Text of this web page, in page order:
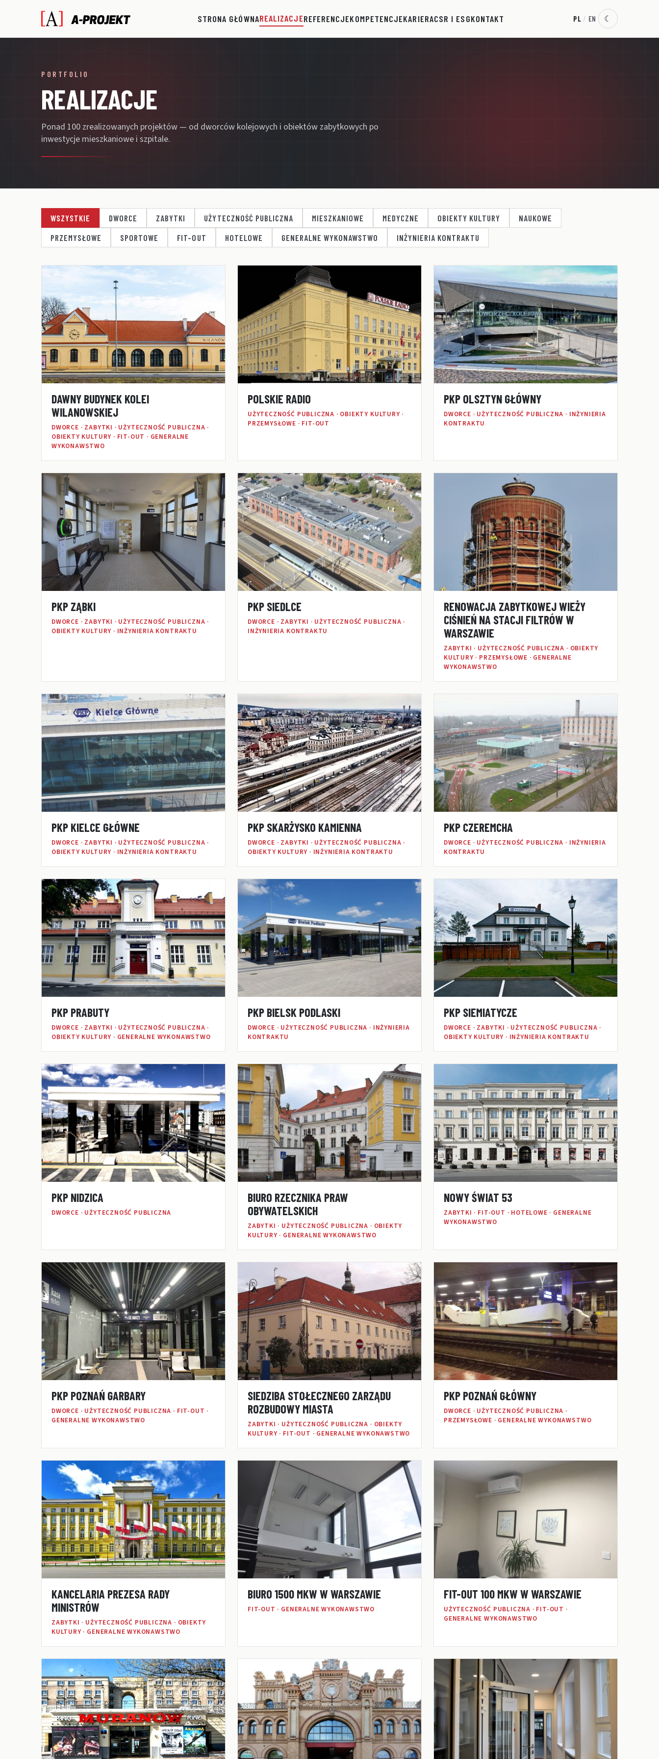
STRONA GŁÓWNAREALIZACJEREFERENCJEKOMPETENCJEKARIERACSR I ESGKONTAKT PL / EN ☾
PORTFOLIO
REALIZACJE
Ponad 100 zrealizowanych projektów — od dworców kolejowych i obiektów zabytkowych po
inwestycje mieszkaniowe i szpitale.
WSZYSTKIE DWORCE ZABYTKI UŻYTECZNOŚĆ PUBLICZNA MIESZKANIOWE MEDYCZNE OBIEKTY KULTURY
NAUKOWE
PRZEMYSŁOWE
SPORTOWE FIT-OUT HOTELOWE GENERALNE WYKONAWSTWO INŻYNIERIA KONTRAKTU
DAWNY BUDYNEK KOLEI
WILANOWSKIEJ
DWORCE · ZABYTKI · UŻYTECZNOŚĆ PUBLICZNA ·
OBIEKTY KULTURY · FIT-OUT · GENERALNE
WYKONAWSTWO
POLSKIE RADIO
UŻYTECZNOŚĆ PUBLICZNA · OBIEKTY KULTURY ·
PRZEMYSŁOWE · FIT-OUT
PKP OLSZTYN GŁÓWNY
DWORCE · UŻYTECZNOŚĆ PUBLICZNA · INŻYNIERIA
KONTRAKTU
PKP ZĄBKI
DWORCE · ZABYTKI · UŻYTECZNOŚĆ PUBLICZNA ·
OBIEKTY KULTURY · INŻYNIERIA KONTRAKTU
PKP SIEDLCE
DWORCE · ZABYTKI · UŻYTECZNOŚĆ PUBLICZNA ·
INŻYNIERIA KONTRAKTU
RENOWACJA ZABYTKOWEJ WIEŻY
CIŚNIEŃ NA STACJI FILTRÓW W
WARSZAWIE
ZABYTKI · UŻYTECZNOŚĆ PUBLICZNA · OBIEKTY
KULTURY · PRZEMYSŁOWE · GENERALNE
WYKONAWSTWO
PKP KIELCE GŁÓWNE
DWORCE · ZABYTKI · UŻYTECZNOŚĆ PUBLICZNA ·
OBIEKTY KULTURY · INŻYNIERIA KONTRAKTU
PKP SKARŻYSKO KAMIENNA
DWORCE · ZABYTKI · UŻYTECZNOŚĆ PUBLICZNA ·
OBIEKTY KULTURY · INŻYNIERIA KONTRAKTU
PKP CZEREMCHA
DWORCE · UŻYTECZNOŚĆ PUBLICZNA · INŻYNIERIA
KONTRAKTU
PKP PRABUTY
DWORCE · ZABYTKI · UŻYTECZNOŚĆ PUBLICZNA ·
OBIEKTY KULTURY · GENERALNE WYKONAWSTWO
PKP BIELSK PODLASKI
DWORCE · UŻYTECZNOŚĆ PUBLICZNA · INŻYNIERIA
KONTRAKTU
PKP SIEMIATYCZE
DWORCE · ZABYTKI · UŻYTECZNOŚĆ PUBLICZNA ·
OBIEKTY KULTURY · INŻYNIERIA KONTRAKTU
PKP NIDZICA
DWORCE · UŻYTECZNOŚĆ PUBLICZNA
BIURO RZECZNIKA PRAW
OBYWATELSKICH
ZABYTKI · UŻYTECZNOŚĆ PUBLICZNA · OBIEKTY
KULTURY · GENERALNE WYKONAWSTWO
NOWY ŚWIAT 53
ZABYTKI · FIT-OUT · HOTELOWE · GENERALNE
WYKONAWSTWO
PKP POZNAŃ GARBARY
DWORCE · UŻYTECZNOŚĆ PUBLICZNA · FIT-OUT ·
GENERALNE WYKONAWSTWO
SIEDZIBA STOŁECZNEGO ZARZĄDU
ROZBUDOWY MIASTA
ZABYTKI · UŻYTECZNOŚĆ PUBLICZNA · OBIEKTY
KULTURY · FIT-OUT · GENERALNE WYKONAWSTWO
PKP POZNAŃ GŁÓWNY
DWORCE · UŻYTECZNOŚĆ PUBLICZNA ·
PRZEMYSŁOWE · GENERALNE WYKONAWSTWO
KANCELARIA PREZESA RADY
MINISTRÓW
ZABYTKI · UŻYTECZNOŚĆ PUBLICZNA · OBIEKTY
KULTURY · GENERALNE WYKONAWSTWO
BIURO 1500 MKW W WARSZAWIE
FIT-OUT · GENERALNE WYKONAWSTWO
FIT-OUT 100 MKW W WARSZAWIE
UŻYTECZNOŚĆ PUBLICZNA · FIT-OUT ·
GENERALNE WYKONAWSTWO